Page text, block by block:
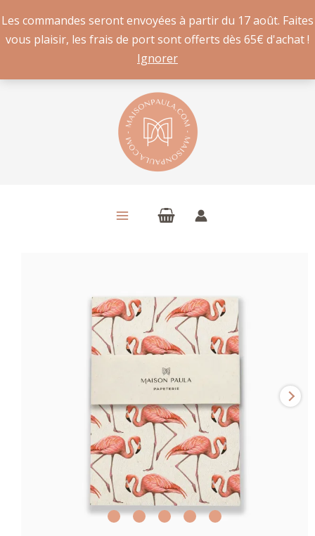
Les commandes seront envoyées à partir du 17 août. Faites
vous plaisir, les frais de port sont offerts dès 65€ d'achat !
Ignorer